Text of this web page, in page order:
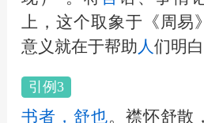
上，这个取象于《周易
意义就在于帮助 人们明
引例3
书者，舒也。襟怀舒散，